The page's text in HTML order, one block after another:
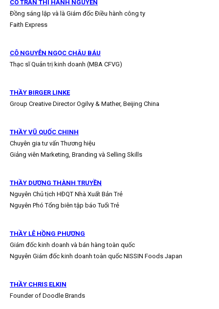
CÔ TRẦN THỊ HẠNH NGUYÊN
Đồng sáng lập và là Giám đốc Điều hành công ty
Faith Express
CÔ NGUYỄN NGỌC CHÂU BÁU
Thạc sĩ Quản trị kinh doanh (MBA CFVG)
THẦY BIRGER LINKE
Group Creative Director Ogilvy & Mather, Beijing China
THẦY VŨ QUỐC CHINH
Chuyên gia tư vấn Thương hiệu
Giảng viên Marketing, Branding và Selling Skills
THẦY DƯƠNG THÀNH TRUYỀN
Nguyên Chủ tịch HĐQT Nhà Xuất Bản Trẻ
Nguyên Phó Tổng biên tập báo Tuổi Trẻ
THẦY LÊ HỒNG PHƯƠNG
Giám đốc kinh doanh và bán hàng toàn quốc
Nguyên Giám đốc kinh doanh toàn quốc NISSIN Foods Japan
THẦY CHRIS ELKIN
Founder of Doodle Brands